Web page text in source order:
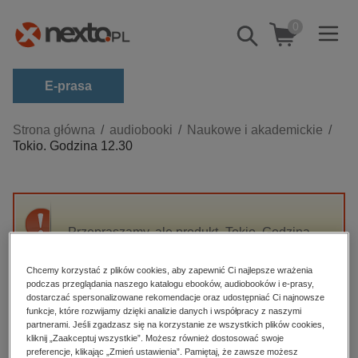
Pokaż/schowaj
wyszukiwarkę
0
E-prasa
Kategorie
Zobacz wszystkie E-prasa
budownictwo, aranżacja wnętrz
darmowe wydania
edukacja
hobby, sport, rozrywka
komputery, internet, technologie, informatyka
Strona główna audiobooki
Naukowe i akademickie
Tokio. Godzina 12.30
Przepraszamy, ale produkt „Tokio. Godzina
High-contrast mode
Polecane
Chcemy korzystać z plików cookies, aby zapewnić Ci najlepsze wrażenia
podczas przeglądania naszego katalogu ebooków, audiobooków i e-prasy,
dostarczać spersonalizowane rekomendacje oraz udostępniać Ci najnowsze
funkcje, które rozwijamy dzięki analizie danych i współpracy z naszymi
partnerami. Jeśli zgadzasz się na korzystanie ze wszystkich plików cookies,
kliknij „Zaakceptuj wszystkie”. Możesz również dostosować swoje
preferencje, klikając „Zmień ustawienia”. Pamiętaj, że zawsze możesz